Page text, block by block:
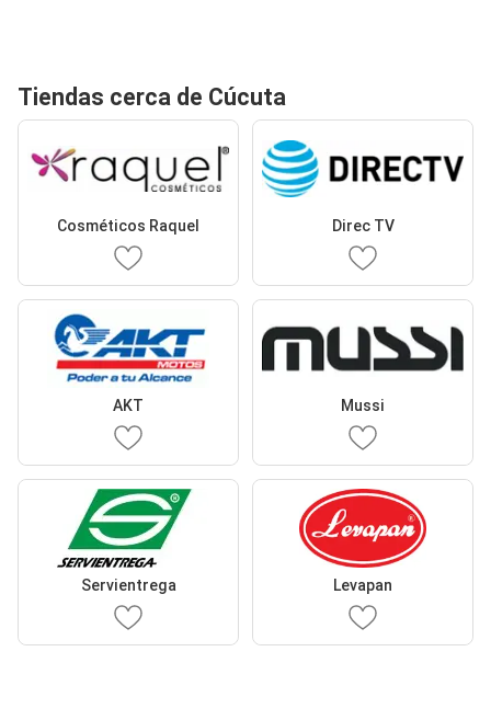
Tiendas cerca de Cúcuta
Cosméticos Raquel Direc TV
AKT Mussi
Servientrega Levapan